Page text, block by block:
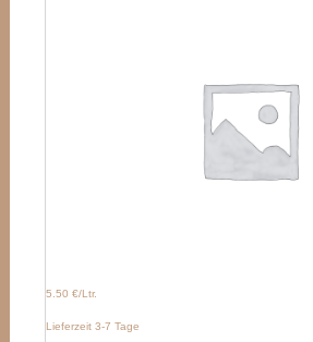
5.50 €/Ltr.
Lieferzeit 3-7 Tage